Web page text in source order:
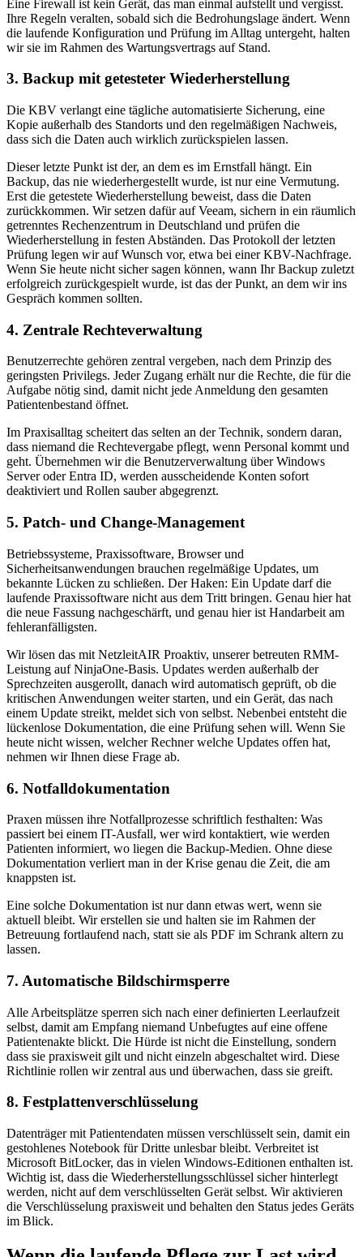
Eine Firewall ist kein Gerät, das man einmal aufstellt und vergisst.
Ihre Regeln veralten, sobald sich die Bedrohungslage ändert. Wenn
die laufende Konfiguration und Prüfung im Alltag untergeht, halten
wir sie im Rahmen des Wartungsvertrags auf Stand.
3. Backup mit getesteter Wiederherstellung
Die KBV verlangt eine tägliche automatisierte Sicherung, eine
Kopie außerhalb des Standorts und den regelmäßigen Nachweis,
dass sich die Daten auch wirklich zurückspielen lassen.
Dieser letzte Punkt ist der, an dem es im Ernstfall hängt. Ein
Backup, das nie wiederhergestellt wurde, ist nur eine Vermutung.
Erst die getestete Wiederherstellung beweist, dass die Daten
zurückkommen. Wir setzen dafür auf Veeam, sichern in ein räumlich
getrenntes Rechenzentrum in Deutschland und prüfen die
Wiederherstellung in festen Abständen. Das Protokoll der letzten
Prüfung legen wir auf Wunsch vor, etwa bei einer KBV-Nachfrage.
Wenn Sie heute nicht sicher sagen können, wann Ihr Backup zuletzt
erfolgreich zurückgespielt wurde, ist das der Punkt, an dem wir ins
Gespräch kommen sollten.
4. Zentrale Rechteverwaltung
Benutzerrechte gehören zentral vergeben, nach dem Prinzip des
geringsten Privilegs. Jeder Zugang erhält nur die Rechte, die für die
Aufgabe nötig sind, damit nicht jede Anmeldung den gesamten
Patientenbestand öffnet.
Im Praxisalltag scheitert das selten an der Technik, sondern daran,
dass niemand die Rechtevergabe pflegt, wenn Personal kommt und
geht. Übernehmen wir die Benutzerverwaltung über Windows
Server oder Entra ID, werden ausscheidende Konten sofort
deaktiviert und Rollen sauber abgegrenzt.
5. Patch- und Change-Management
Betriebssysteme, Praxissoftware, Browser und
Sicherheitsanwendungen brauchen regelmäßige Updates, um
bekannte Lücken zu schließen. Der Haken: Ein Update darf die
laufende Praxissoftware nicht aus dem Tritt bringen. Genau hier hat
die neue Fassung nachgeschärft, und genau hier ist Handarbeit am
fehleranfälligsten.
Wir lösen das mit NetzleitAIR Proaktiv, unserer betreuten RMM-
Leistung auf NinjaOne-Basis. Updates werden außerhalb der
Sprechzeiten ausgerollt, danach wird automatisch geprüft, ob die
kritischen Anwendungen weiter starten, und ein Gerät, das nach
einem Update streikt, meldet sich von selbst. Nebenbei entsteht die
lückenlose Dokumentation, die eine Prüfung sehen will. Wenn Sie
heute nicht wissen, welcher Rechner welche Updates offen hat,
nehmen wir Ihnen diese Frage ab.
6. Notfalldokumentation
Praxen müssen ihre Notfallprozesse schriftlich festhalten: Was
passiert bei einem IT-Ausfall, wer wird kontaktiert, wie werden
Patienten informiert, wo liegen die Backup-Medien. Ohne diese
Dokumentation verliert man in der Krise genau die Zeit, die am
knappsten ist.
Eine solche Dokumentation ist nur dann etwas wert, wenn sie
aktuell bleibt. Wir erstellen sie und halten sie im Rahmen der
Betreuung fortlaufend nach, statt sie als PDF im Schrank altern zu
lassen.
7. Automatische Bildschirmsperre
Alle Arbeitsplätze sperren sich nach einer definierten Leerlaufzeit
selbst, damit am Empfang niemand Unbefugtes auf eine offene
Patientenakte blickt. Die Hürde ist nicht die Einstellung, sondern
dass sie praxisweit gilt und nicht einzeln abgeschaltet wird. Diese
Richtlinie rollen wir zentral aus und überwachen, dass sie greift.
8. Festplattenverschlüsselung
Datenträger mit Patientendaten müssen verschlüsselt sein, damit ein
gestohlenes Notebook für Dritte unlesbar bleibt. Verbreitet ist
Microsoft BitLocker, das in vielen Windows-Editionen enthalten ist.
Wichtig ist, dass die Wiederherstellungsschlüssel sicher hinterlegt
werden, nicht auf dem verschlüsselten Gerät selbst. Wir aktivieren
die Verschlüsselung praxisweit und behalten den Status jedes Geräts
im Blick.